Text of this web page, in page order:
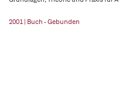
2001 | Buch - Gebunden